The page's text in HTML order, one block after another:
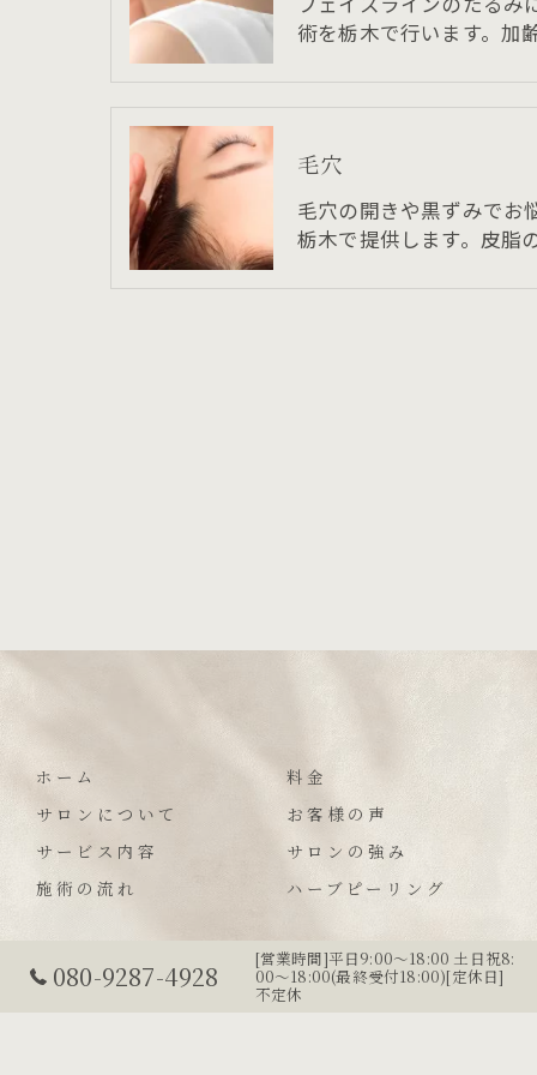
術を栃木で行います。
毛穴
毛穴の開きや黒ずみでお
栃木で提供します。皮脂
080-9287-4928
[営業時間]平日9:00〜18:00 土日祝8:
00〜18:00(最終受付18:00)[定休日]
不定休
ホーム
サロンについて
サービス内容
施術の流れ
料金
お客様の声
サロンの強み
ハーブピーリング
©